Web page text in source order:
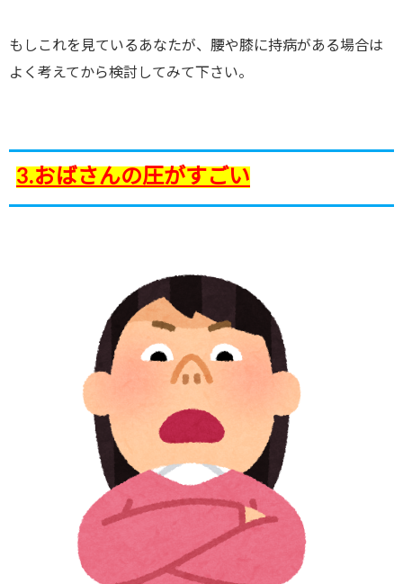
もしこれを見ているあなたが、腰や膝に持病がある場合は
よく考えてから検討してみて下さい。
3.おばさんの圧がすごい